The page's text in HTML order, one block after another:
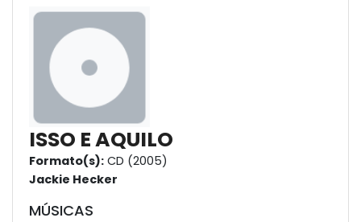
ISSO E AQUILO
Formato(s): CD (2005)
Jackie Hecker
MÚSICAS